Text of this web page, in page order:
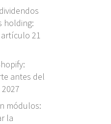
holding:
21
antes del
módulos:
la